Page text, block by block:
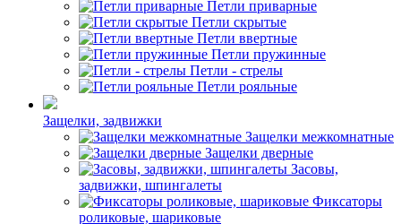
Петли приварные
Петли скрытые
Петли ввертные
Петли пружинные
Петли - стрелы
Петли рояльные
Защелки, задвижки
Защелки межкомнатные
Защелки дверные
Засовы,
задвижки, шпингалеты
Фиксаторы
роликовые, шариковые